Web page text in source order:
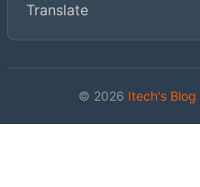
Translate
© 2026 Itech's Blog